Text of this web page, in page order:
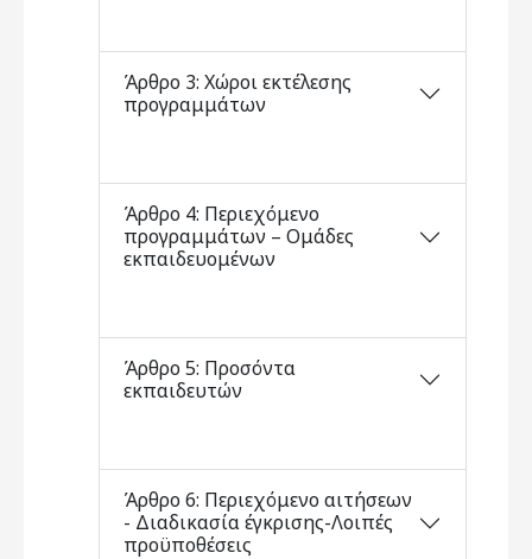
Άρθρο 3: Χώροι εκτέλεσης
προγραμμάτων
Άρθρο 4: Περιεχόμενο
προγραμμάτων – Ομάδες
εκπαιδευομένων
Άρθρο 5: Προσόντα
εκπαιδευτών
Άρθρο 6: Περιεχόμενο αιτήσεων
- Διαδικασία έγκρισης-Λοιπές
προϋποθέσεις